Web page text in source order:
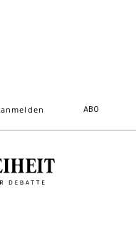
anmelden ABO